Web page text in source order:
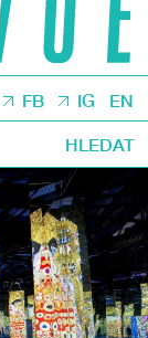
FB IG EN
HLEDAT